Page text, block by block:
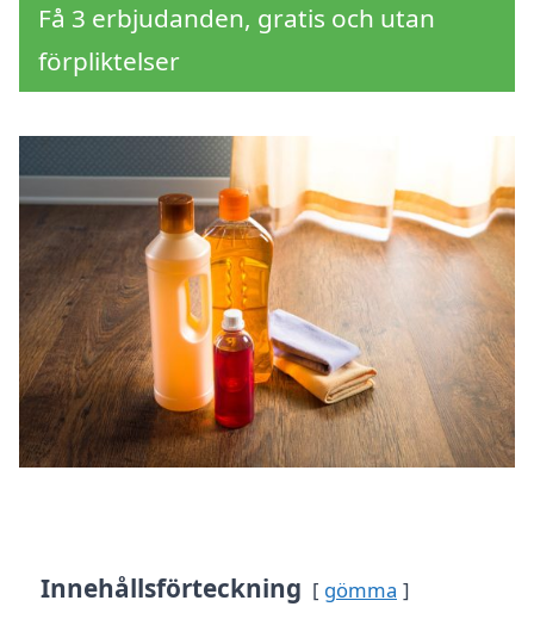
Få 3 erbjudanden, gratis och utan
förpliktelser
Innehållsförteckning gömma